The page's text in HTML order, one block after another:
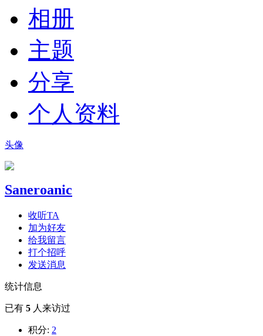
相册
主题
分享
个人资料
头像
Saneroanic
收听TA
加为好友
给我留言
打个招呼
发送消息
统计信息
已有 5 人来访过
积分: 2